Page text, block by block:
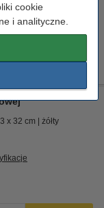
cookie
i analityczne.
x 32 cm
żółty